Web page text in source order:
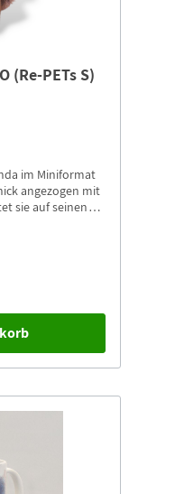
(Re-PETs S)
im Miniformat
angezogen mit
sie auf seinen
"zoo-